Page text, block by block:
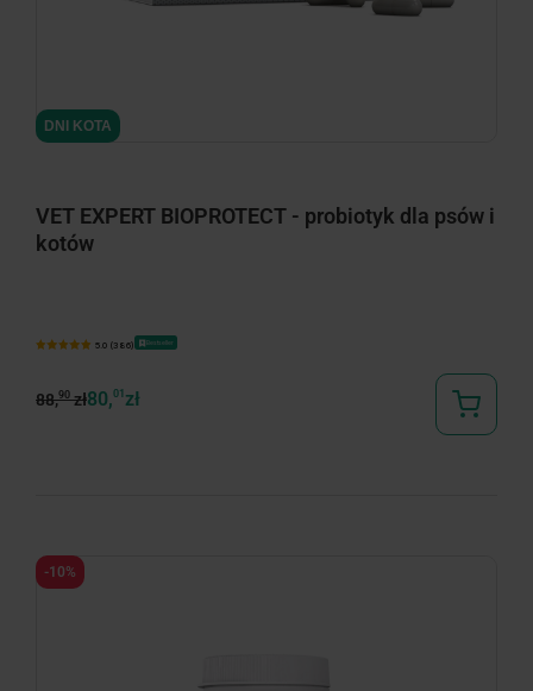
DNI KOTA
VET EXPERT BIOPROTECT - probiotyk dla psów i
kotów
5.0 (386) Bestseller
88,90zł80,01 zł
-10%